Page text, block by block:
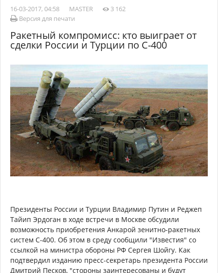
16-03-2017, 04:58 MASTER
3 162
Версия для печати
Ракетный компромисс: кто выиграет от
сделки России и Турции по С-400
Президенты России и Турции Владимир Путин и Реджеп
Тайип Эрдоган в ходе встречи в Москве обсудили
возможность приобретения Анкарой зенитно-ракетных
систем С-400. Об этом в среду сообщили "Известия" со
ссылкой на министра обороны РФ Сергея Шойгу. Как
подтвердил изданию пресс-секретарь президента России
Дмитрий Песков, "стороны заинтересованы и будут